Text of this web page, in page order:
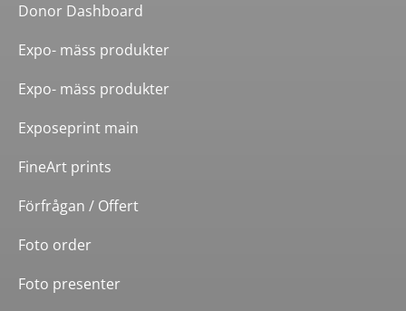
Donor Dashboard
Expo- mäss produkter
Expo- mäss produkter
Exposeprint main
FineArt prints
Förfrågan / Offert
Foto order
Foto presenter